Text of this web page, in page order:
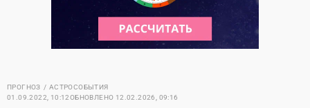
ПРОГНОЗ
АСТРОСОБЫТИЯ
01.09.2022, 10:12ОБНОВЛЕНО 12.02.2026, 09:16